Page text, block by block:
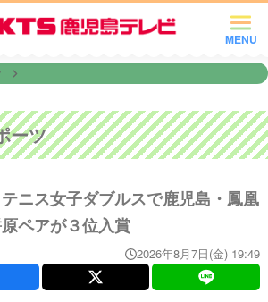
MENU
ーツ
ニス女子ダブルスで鹿児島・鳳凰
ペアが３位入賞
2026年8月7日(金) 19:49